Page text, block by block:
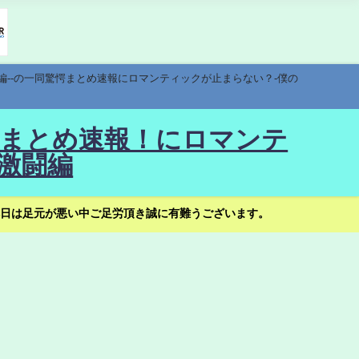
の一同驚愕まとめ速報にロマンティックが止まらない？-僕の
とめ速報！にロマンテ
闘編
足元が悪い中ご足労頂き誠に有難うございます。